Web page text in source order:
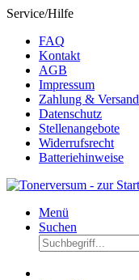
Service/Hilfe
FAQ
Kontakt
AGB
Impressum
Zahlung & Versand
Datenschutz
Stellenangebote
Widerrufsrecht
Batteriehinweise
Menü
Suchen